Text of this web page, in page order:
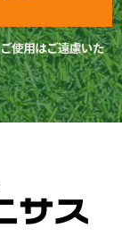
使用はご遠慮いた